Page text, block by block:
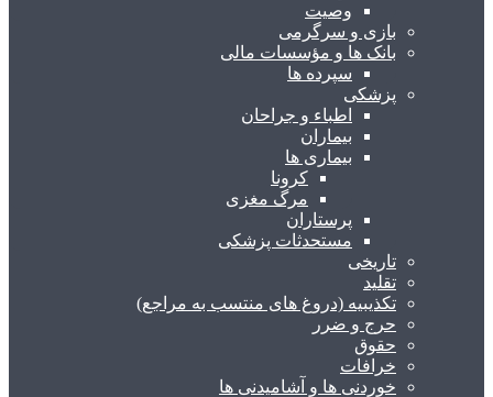
وصیت
بازی و سرگرمی
بانک ها و مؤسسات مالی
سپرده ها
پزشکی
اطباء و جراحان
بیماران
بیماری ها
کرونا
مرگ مغزی
پرستاران
مستحدثات پزشکی
تاریخی
تقلید
تکذیبیه (دروغ های منتسب به مراجع)
حرج و ضرر
حقوق
خرافات
خوردنی ها و آشامیدنی ها